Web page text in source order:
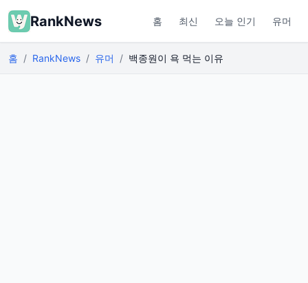
RankNews 홈 최신 오늘 인기 유머
홈 RankNews 유머 백종원이 욕 먹는 이유